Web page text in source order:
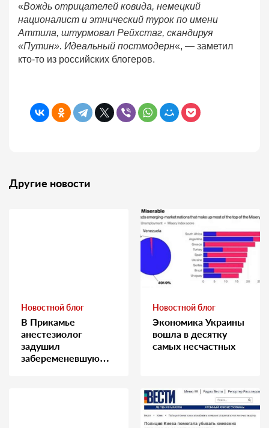
«Вождь отрицателей ковида, немецкий
националист и этнический турок по имени
Аттила, штурмовал Рейхстаг, скандируя
«Путин». Идеальный постмодерн«, — заметил
кто-то из российских блогеров.
Другие новости
Новостной блог
В Прикамье
анестезиолог
задушил
забеременевшую
Новостной блог
Экономика Украины
вошла в десятку
самых несчастных